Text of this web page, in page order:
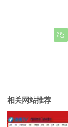

相关网站推荐